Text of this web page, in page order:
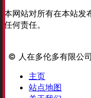
本网站对所有在本站发
任何责任。
© 人在多伦多有限公
主页
站点地图